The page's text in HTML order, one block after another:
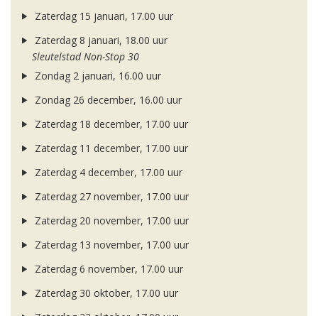
Zaterdag 15 januari, 17.00 uur
Zaterdag 8 januari, 18.00 uur
Sleutelstad Non-Stop 30
Zondag 2 januari, 16.00 uur
Zondag 26 december, 16.00 uur
Zaterdag 18 december, 17.00 uur
Zaterdag 11 december, 17.00 uur
Zaterdag 4 december, 17.00 uur
Zaterdag 27 november, 17.00 uur
Zaterdag 20 november, 17.00 uur
Zaterdag 13 november, 17.00 uur
Zaterdag 6 november, 17.00 uur
Zaterdag 30 oktober, 17.00 uur